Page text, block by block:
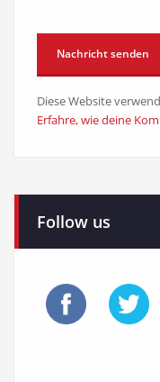
Diese Website
Erfahre, wie deine
Follow us